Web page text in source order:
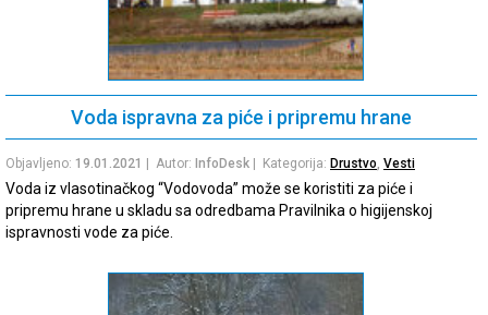
Voda ispravna za piće i pripremu hrane
Objavljeno: 19.01.2021 | Autor: InfoDesk | Kategorija: Drustvo, Vesti
Voda iz vlasotinačkog “Vodovoda” može se koristiti za piće i
pripremu hrane u skladu sa odredbama Pravilnika o higijenskoj
ispravnosti vode za piće.